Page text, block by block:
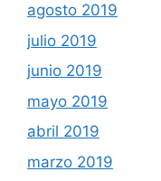
agosto 2019
julio 2019
junio 2019
mayo 2019
abril 2019
marzo 2019